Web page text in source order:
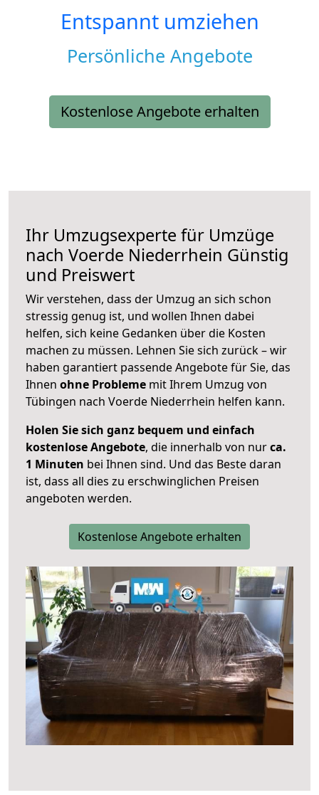
Entspannt umziehen
Persönliche Angebote
Kostenlose Angebote erhalten
Ihr Umzugsexperte für Umzüge
nach Voerde Niederrhein Günstig
und Preiswert
Wir verstehen, dass der Umzug an sich schon
stressig genug ist, und wollen Ihnen dabei
helfen, sich keine Gedanken über die Kosten
machen zu müssen. Lehnen Sie sich zurück – wir
haben garantiert passende Angebote für Sie, das
Ihnen ohne Probleme mit Ihrem Umzug von
Tübingen nach Voerde Niederrhein helfen kann.
Holen Sie sich ganz bequem und einfach
kostenlose Angebote, die innerhalb von nurca.
1 Minuten bei Ihnen sind. Und das Beste daran
ist, dass all dies zu erschwinglichen Preisen
angeboten werden.
Kostenlose Angebote erhalten